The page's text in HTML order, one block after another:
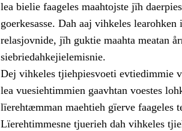
lea bielie faageles maahtojste jïh
goerkesasse. Dah aaj vihkeles
relasjovnide, jïh guktie maahta meatan
siebriedahkejielemisnie.
Dej vihkeles tjiehpiesvoeti evtiedimmie
lea vuesiehtimmien gaavhtan voestes
lïerehtæmman maehtieh gïerve faageles
Lïerehtimmesne tjuerieh dah vihkeles